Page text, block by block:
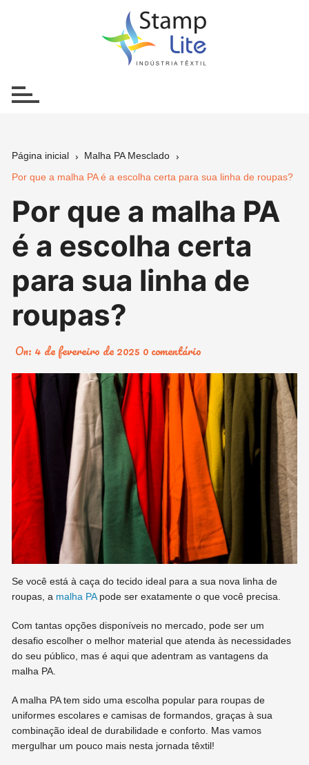
Página inicial
Malha PA Mesclado
Por que a malha PA é a escolha certa para sua linha de roupas?
Por que a malha PA
é a escolha certa
para sua linha de
roupas?
On: 4 de fevereiro de 2025 0 comentário
Se você está à caça do tecido ideal para a sua nova linha de
roupas, a malha PApode ser exatamente o que você precisa.
Com tantas opções disponíveis no mercado, pode ser um
desafio escolher o melhor material que atenda às necessidades
do seu público, mas é aqui que adentram as vantagens da
malha PA.
A malha PA tem sido uma escolha popular para roupas de
uniformes escolares e camisas de formandos, graças à sua
combinação ideal de durabilidade e conforto. Mas vamos
mergulhar um pouco mais nesta jornada têxtil!